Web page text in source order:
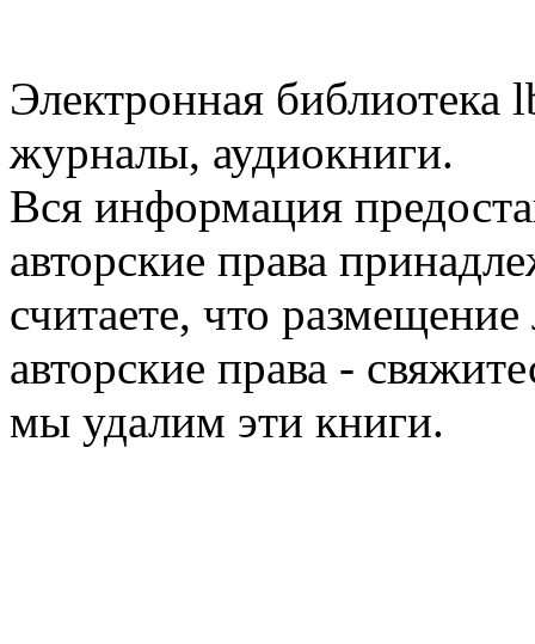
Электронная библиотека
журналы, аудиокниги.
Вся информация
авторские права
считаете, что
авторские права -
мы удалим эти книги.